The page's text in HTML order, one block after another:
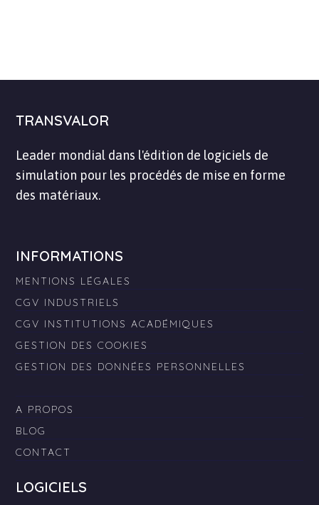
TRANSVALOR
Leader mondial dans l'édition de logiciels de
simulation pour les procédés de mise en forme
des matériaux.
INFORMATIONS
MENTIONS LÉGALES
CGV INDUSTRIELS
CGV INSTITUTIONS ACADÉMIQUES
GESTION DES COOKIES
GESTION DES DONNÉES PERSONNELLES
A PROPOS
BLOG
CONTACT
LOGICIELS